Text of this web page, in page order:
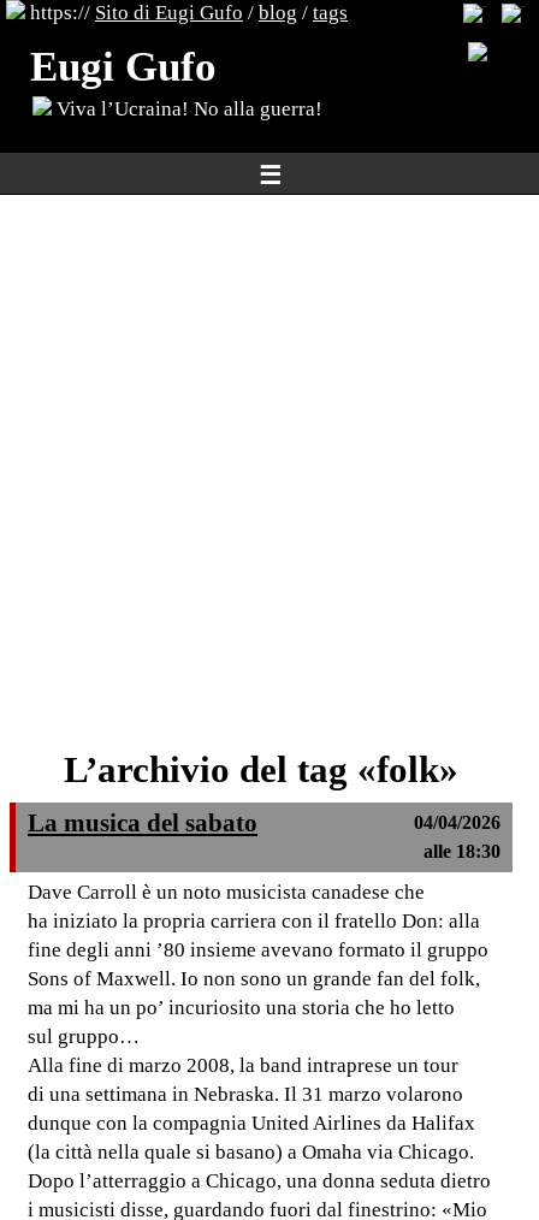
https:// Sito di Eugi Gufo / blog / tags
Eugi Gufo
Viva l’Ucraina! No alla guerra!
☰
L’archivio del tag «folk»
La musica del sabato
04/04/2026
alle 18:30
Dave Carroll è un noto musicista canadese che
ha iniziato la propria carriera con il fratello Don: alla
fine degli anni ’80 insieme avevano formato il gruppo
Sons of Maxwell. Io non sono un grande fan del folk,
ma mi ha un po’ incuriosito una storia che ho letto
sul gruppo…
Alla fine di marzo 2008, la band intraprese un tour
di una settimana in Nebraska. Il 31 marzo volarono
dunque con la compagnia United Airlines da Halifax
(la città nella quale si basano) a Omaha via Chicago.
Dopo l’atterraggio a Chicago, una donna seduta dietro
i musicisti disse, guardando fuori dal finestrino: «Mio